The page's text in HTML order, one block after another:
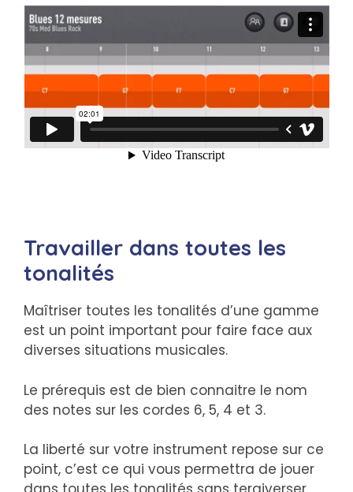
Travailler dans toutes les
tonalités
Maîtriser toutes les tonalités d’une gamme
est un point important pour faire face aux
diverses situations musicales.
Le prérequis est de bien connaitre le nom
des notes sur les cordes 6, 5, 4 et 3.
La liberté sur votre instrument repose sur ce
point, c’est ce qui vous permettra de jouer